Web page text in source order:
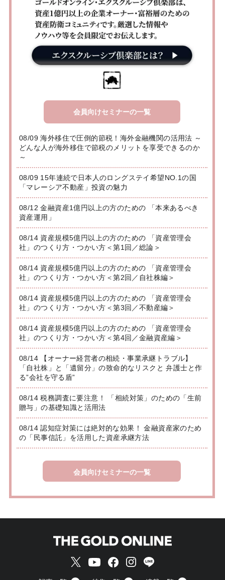
会員向けセミナーの一覧
08/09 海外移住で圧倒的節税！海外金融機関の活用法 ～
どんな人が海外移住で節税のメリットを享受できるのか
～
08/09 15年連続で日本人のロングステイ希望NO.1の国
「マレーシア不動産」投資の魅力
08/12 金融資産1億円以上の方のための 「本来あるべき
資産運用」
08/14 資産規模5億円以上の方のための 「資産管理会
社」のつくり方・つかい方＜第1回／総論＞
08/14 資産規模5億円以上の方のための 「資産管理会
社」のつくり方・つかい方＜第2回／自社株編＞
08/14 資産規模5億円以上の方のための 「資産管理会
社」のつくり方・つかい方＜第3回／不動産編＞
08/14 資産規模5億円以上の方のための 「資産管理会
社」のつくり方・つかい方＜第4回／金融資産編＞
08/14 【オーナー経営者の相続・事業承継トラブル】
「自社株」と「遺留分」の致命的なリスクと 弁護士と作
る”会社を守る盾”
08/14 税務調査に要注意！ 「相続対策」のための「生前
贈与」の基礎知識と活用法
08/14 認知症対策には絶対的な効果！ 金融資産家のため
の「民事信託」を活用した資産承継方法
会員向けセミナーの一覧